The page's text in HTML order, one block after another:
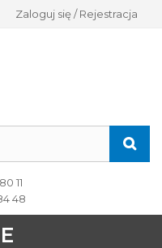
Zaloguj się / Rejestracja
11
48